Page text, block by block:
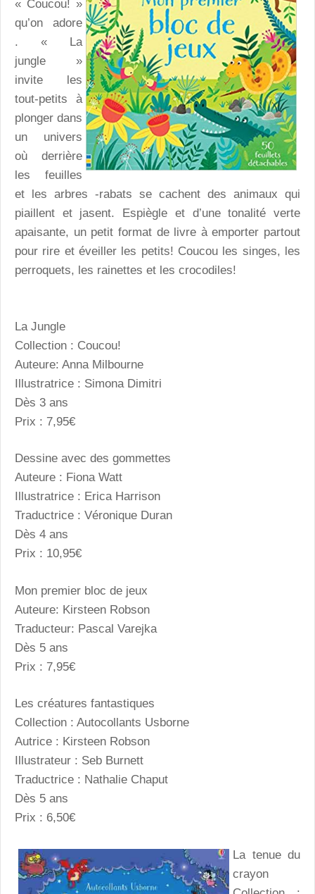
« Coucou! »
qu’on adore
. « La
jungle »
invite les
tout-petits à
plonger dans
un univers
où derrière
les feuilles
et les arbres -rabats se cachent des animaux qui
piaillent et jasent. Espiègle et d’une tonalité verte
apaisante, un petit format de livre à emporter partout
pour rire et éveiller les petits! Coucou les singes, les
perroquets, les rainettes et les crocodiles!
La Jungle
Collection : Coucou!
Auteure: Anna Milbourne
Illustratrice : Simona Dimitri
Dès 3 ans
Prix : 7,95€
Dessine avec des gommettes
Auteure : Fiona Watt
Illustratrice : Erica Harrison
Traductrice : Véronique Duran
Dès 4 ans
Prix : 10,95€
Mon premier bloc de jeux
Auteure: Kirsteen Robson
Traducteur: Pascal Varejka
Dès 5 ans
Prix : 7,95€
Les créatures fantastiques
Collection : Autocollants Usborne
Autrice : Kirsteen Robson
Illustrateur : Seb Burnett
Traductrice : Nathalie Chaput
Dès 5 ans
Prix : 6,50€
La tenue du
crayon